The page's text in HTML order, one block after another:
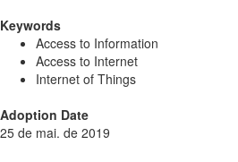
Keywords
Access to Information
Access to Internet
Internet of Things
Adoption Date
25 de mai. de 2019